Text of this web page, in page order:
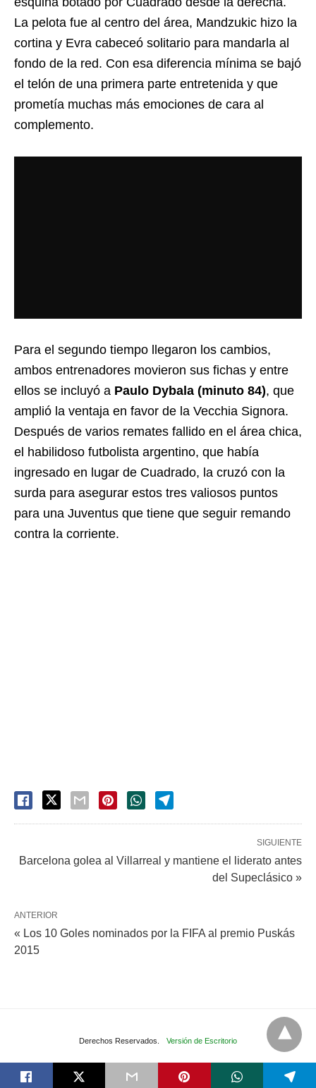
La pelota fue al centro del área, Mandzukic hizo la
cortina y Evra cabeceó solitario para mandarla al
fondo de la red. Con esa diferencia mínima se bajó
el telón de una primera parte entretenida y que
prometía muchas más emociones de cara al
complemento.
Para el segundo tiempo llegaron los cambios,
ambos entrenadores movieron sus fichas y entre
ellos se incluyó a Paulo Dybala (minuto 84), que
amplió la ventaja en favor de la Vecchia Signora.
Después de varios remates fallido en el área chica,
el habilidoso futbolista argentino, que había
ingresado en lugar de Cuadrado, la cruzó con la
surda para asegurar estos tres valiosos puntos
para una Juventus que tiene que seguir remando
contra la corriente.
SIGUIENTE
Barcelona golea al Villarreal y mantiene el liderato antes
del Supeclásico »
ANTERIOR
« Los 10 Goles nominados por la FIFA al premio Puskás
2015
Derechos Reservados. Versión de Escritorio